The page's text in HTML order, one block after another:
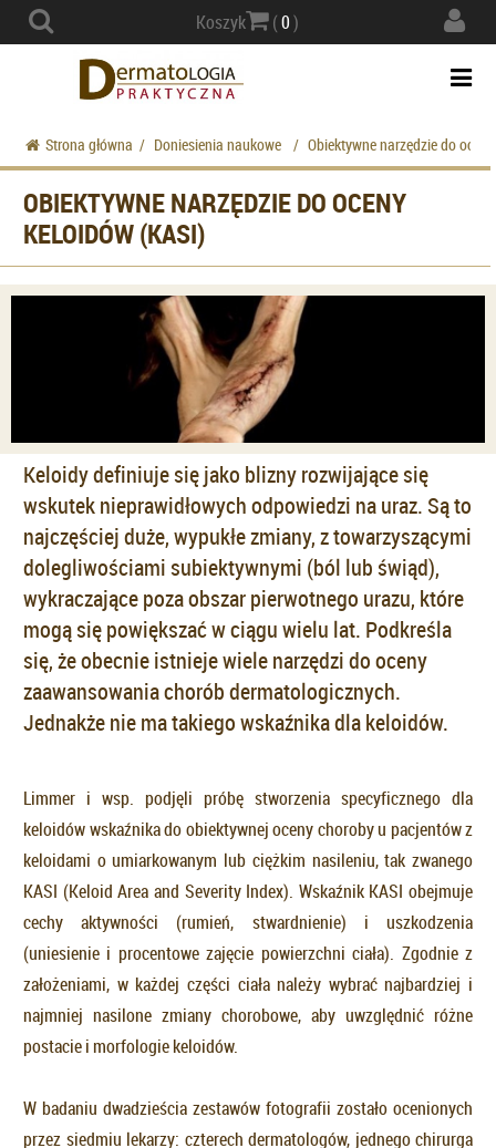
Koszyk (0)
Strona główna / Doniesienia naukowe / Obiektywne narzędzie do
OBIEKTYWNE NARZĘDZIE DO OCENY
KELOIDÓW (KASI)
Keloidy definiuje się jako blizny rozwijające się
wskutek nieprawidłowych odpowiedzi na uraz. Są to
najczęściej duże, wypukłe zmiany, z towarzyszącymi
dolegliwościami subiektywnymi (ból lub świąd),
wykraczające poza obszar pierwotnego urazu, które
mogą się powiększać w ciągu wielu lat. Podkreśla
się, że obecnie istnieje wiele narzędzi do oceny
zaawansowania chorób dermatologicznych.
Jednakże nie ma takiego wskaźnika dla keloidów.
Limmer i wsp. podjęli próbę stworzenia specyficznego dla
keloidów wskaźnika do obiektywnej oceny choroby u pacjentów z
keloidami o umiarkowanym lub ciężkim nasileniu, tak zwanego
KASI (Keloid Area and Severity Index). Wskaźnik KASI obejmuje
cechy aktywności (rumień, stwardnienie) i uszkodzenia
(uniesienie i procentowe zajęcie powierzchni ciała). Zgodnie z
założeniami, w każdej części ciała należy wybrać najbardziej i
najmniej nasilone zmiany chorobowe, aby uwzględnić różne
postacie i morfologie keloidów.
W badaniu dwadzieścia zestawów fotografii zostało ocenionych
przez siedmiu lekarzy: czterech dermatologów, jednego chirurga